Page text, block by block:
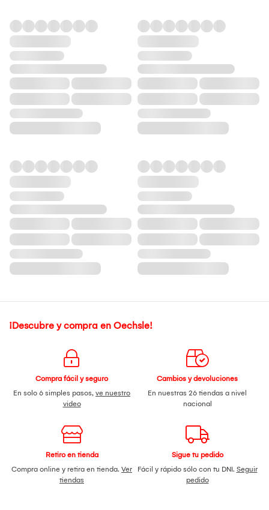
¡Descubre y compra en Oechsle!
Compra fácil y seguro
En solo 6 simples pasos, ve nuestro
video
Cambios y devoluciones
En nuestras 26 tiendas a nivel
nacional
Retiro en tienda
Compra online y retira en tienda. Ver
tiendas
Sigue tu pedido
Fácil y rápido sólo con tu DNI. Seguir
pedido